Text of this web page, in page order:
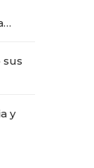
sus
y